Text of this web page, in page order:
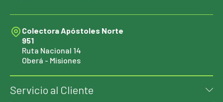
Colectora Apóstoles Norte
951
Ruta Nacional 14
Oberá - Misiones
Servicio al Cliente